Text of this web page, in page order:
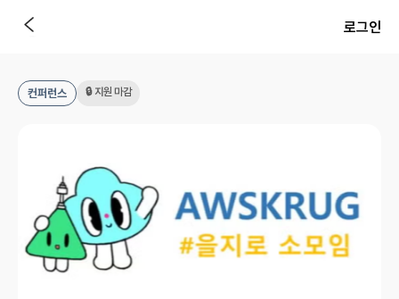
로그인
컨퍼런스 🔒 지원 마감